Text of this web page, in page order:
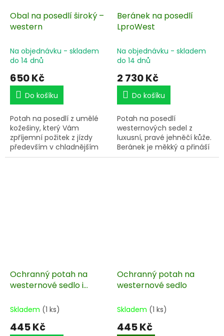
Obal na posedlí široký –
western
Na objednávku - skladem
do 14 dnů
650 Kč
Do košíku
Potah na posedlí z umělé
kožešiny, který Vám
zpříjemní požitek z jízdy
především v chladnějším
období. Šňůrky pro lepší
Beránek na posedlí
LproWest
Na objednávku - skladem
do 14 dnů
2 730 Kč
Do košíku
Potah na posedlí
westernových sedel z
luxusní, pravé jehněčí kůže.
Beránek je měkký a přináší
maximální komfort v sedle.
Ochranný potah na
westernové sedlo i
Skladem (1 ks)
445 Kč
Ochranný potah na
westernové sedlo
Skladem (1 ks)
445 Kč